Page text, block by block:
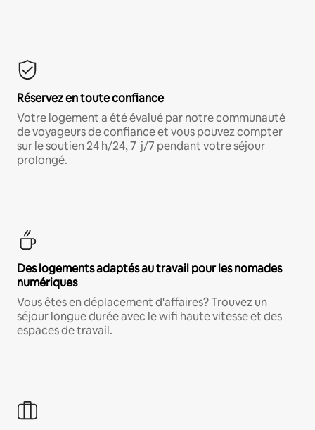
Réservez en toute confiance
Votre logement a été évalué par notre communauté
de voyageurs de confiance et vous pouvez compter
sur le soutien 24 h/24, 7 j/7 pendant votre séjour
prolongé.
Des logements adaptés au travail pour les nomades
numériques
Vous êtes en déplacement d'affaires? Trouvez un
séjour longue durée avec le wifi haute vitesse et des
espaces de travail.